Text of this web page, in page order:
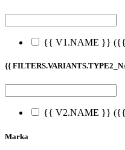
{{ V1.NAME }}
{{
{{ V2.NAME }}
Marka